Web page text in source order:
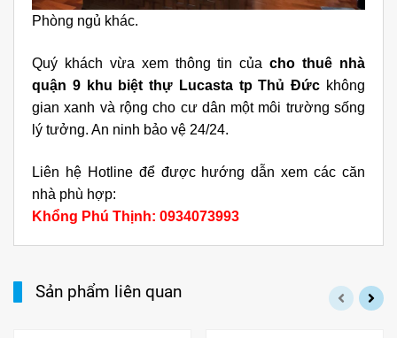
Phòng ngủ khác.
Quý khách vừa xem thông tin củacho thuê nhà
quận 9 khu biệt thự Lucasta tp Thủ Đức không
gian xanh và rộng cho cư dân một môi trường sống
lý tưởng. An ninh bảo vệ 24/24.
Liên hệ Hotline để được hướng dẫn xem các căn
nhà phù hợp:
Khổng Phú Thịnh: 0934073993
Sản phẩm liên quan